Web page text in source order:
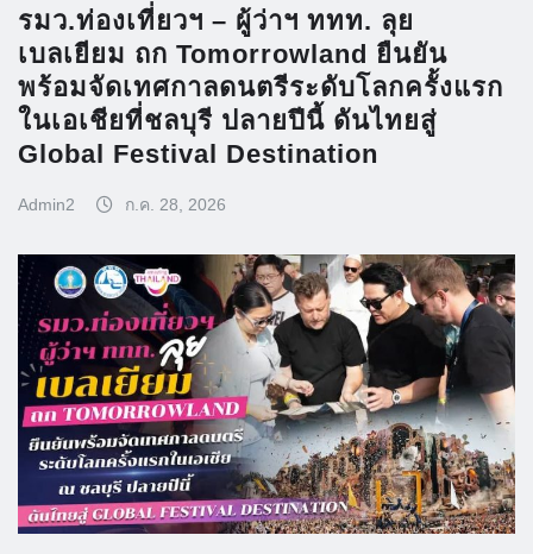
รมว.ท่องเที่ยวฯ – ผู้ว่าฯ ททท. ลุย
เบลเยียม ถก Tomorrowland ยืนยัน
พร้อมจัดเทศกาลดนตรีระดับโลกครั้งแรก
ในเอเชียที่ชลบุรี ปลายปีนี้ ดันไทยสู่
Global Festival Destination
Admin2 ก.ค. 28, 2026